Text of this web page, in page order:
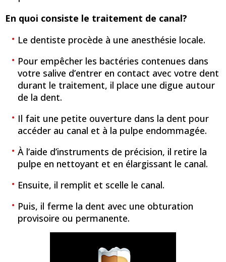
En quoi consiste le traitement de canal?
Le dentiste procède à une anesthésie locale.
Pour empêcher les bactéries contenues dans
votre salive d’entrer en contact avec votre dent
durant le traitement, il place une digue autour
de la dent.
Il fait une petite ouverture dans la dent pour
accéder au canal et à la pulpe endommagée.
À l’aide d’instruments de précision, il retire la
pulpe en nettoyant et en élargissant le canal.
Ensuite, il remplit et scelle le canal.
Puis, il ferme la dent avec une obturation
provisoire ou permanente.